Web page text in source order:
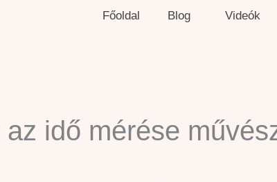
Főoldal Blog Videók
idő mérése